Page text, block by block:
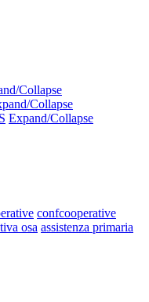
Collapse
Collapse
Expand/Collapse
confcooperative
osa assistenza primaria